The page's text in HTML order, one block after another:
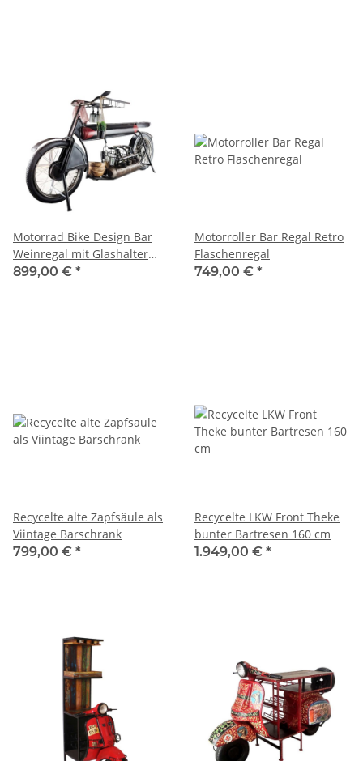
Motorrad Bike Design Bar
Weinregal mit Glashalter
183 cm
899,00 € *
Motorroller Bar Regal Retro
Flaschenregal
749,00 € *
Recycelte alte Zapfsäule als
Viintage Barschrank
799,00 € *
Recycelte LKW Front Theke
bunter Bartresen 160 cm
1.949,00 € *